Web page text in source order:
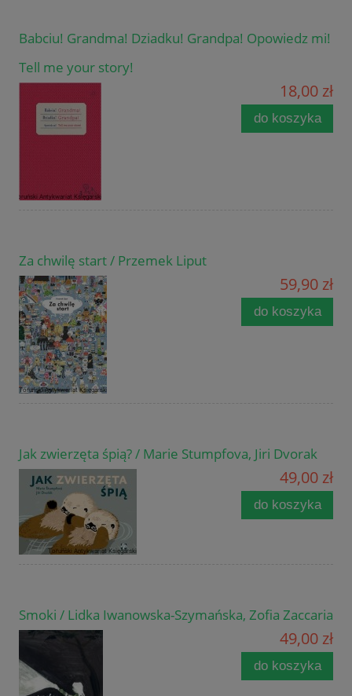
Babciu! Grandma! Dziadku! Grandpa! Opowiedz mi!
Tell me your story!
18,00 zł
do koszyka
Za chwilę start / Przemek Liput
59,90 zł
do koszyka
Jak zwierzęta śpią? / Marie Stumpfova, Jiri Dvorak
49,00 zł
do koszyka
Smoki / Lidka Iwanowska-Szymańska, Zofia Zaccaria
49,00 zł
do koszyka